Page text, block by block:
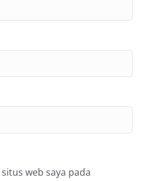
web saya pada